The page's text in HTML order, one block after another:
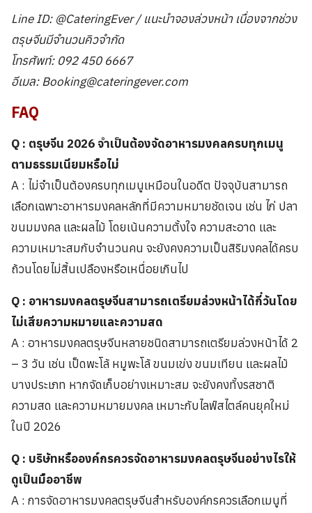
Line ID: @CateringEver / แนะนำจองล่วงหน้า เนื่องจากช่วง
ตรุษจีนมีจำนวนคิวจำกัด
โทรศัพท์: 092 450 6667
อีเมล: Booking@cateringever.com
FAQ
Q : ตรุษจีน 2026 จำเป็นต้องจัดอาหารมงคลครบทุกเมนู
ตามธรรมเนียมหรือไม่
A : ไม่จำเป็นต้องครบทุกเมนูเหมือนในอดีต ปัจจุบันสามารถ
เลือกเฉพาะอาหารมงคลหลักที่มีความหมายชัดเจน เช่น ไก่ ปลา
ขนมมงคล และผลไม้ โดยเน้นความตั้งใจ ความสะอาด และ
ความเหมาะสมกับจำนวนคน จะยังคงความเป็นสิริมงคลได้ครบ
ถ้วนโดยไม่สิ้นเปลืองหรือเหนื่อยเกินไป
Q : อาหารมงคลตรุษจีนสามารถเตรียมล่วงหน้าได้กี่วันโดย
ไม่เสียความหมายและความสด
A : อาหารมงคลตรุษจีนหลายชนิดสามารถเตรียมล่วงหน้าได้ 2
– 3 วัน เช่น เป็ดพะโล้ หมูพะโล้ ขนมเข่ง ขนมเทียน และผลไม้
บางประเภท หากจัดเก็บอย่างเหมาะสม จะยังคงทั้งรสชาติ
ความสด และความหมายมงคล เหมาะกับไลฟ์สไตล์คนยุคใหม่
ในปี 2026
Q : บริษัทหรือองค์กรควรจัดอาหารมงคลตรุษจีนอย่างไรให้
ดูเป็นมืออาชีพ
A : การจัดอาหารมงคลตรุษจีนสำหรับองค์กรควรเลือกเมนูที่